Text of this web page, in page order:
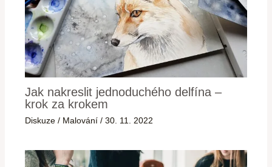
Jak nakreslit jednoduchého delfína –
krok za krokem
Diskuze / Malování /30. 11. 2022